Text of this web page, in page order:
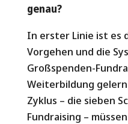
genau?
In erster Linie ist es
Vorgehen und die
Großspenden-
Weiterbildung
Zyklus – die sieben
Fundraising –